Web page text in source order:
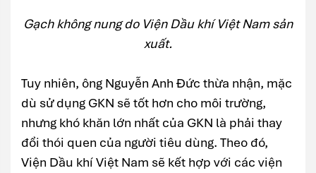
Gạch không nung do Viện Dầu khí Việt Nam sản
xuất.
Tuy nhiên, ông Nguyễn Anh Đức thừa nhận, mặc
dù sử dụng GKN sẽ tốt hơn cho môi trường,
nhưng khó khăn lớn nhất của GKN là phải thay
đổi thói quen của người tiêu dùng. Theo đó,
Viện Dầu khí Việt Nam sẽ kết hợp với các viện